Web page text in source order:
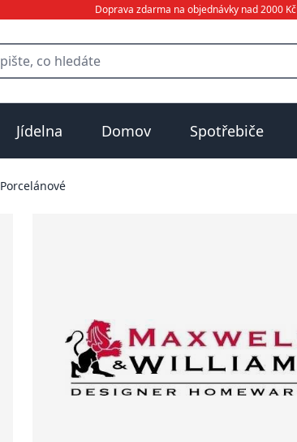
Doprava zdarma na objednávky nad 2000 Kč
Jídelna Domov Spotřebiče
Porcelánové